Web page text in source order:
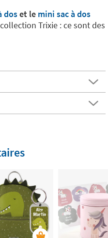
doset le mini sac à dos
Trixie : ce sont des